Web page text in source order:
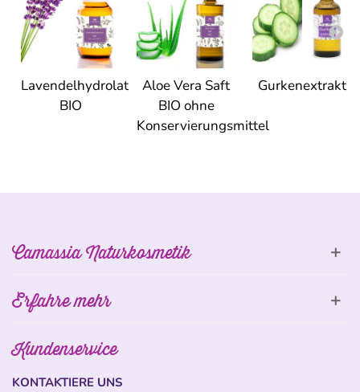
Lavendelhydrolat
BIO
Aloe Vera Saft
BIO ohne
Konservierungsmittel
Gurkenextrakt
Camassia Naturkosmetik
Erfahre mehr
Kundenservice
KONTAKTIERE UNS